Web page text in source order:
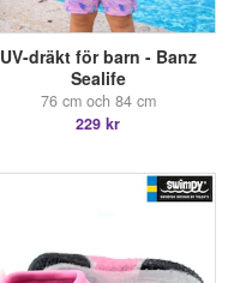
UV-dräkt för barn - Banz
Sealife
76 cm och 84 cm
229 kr